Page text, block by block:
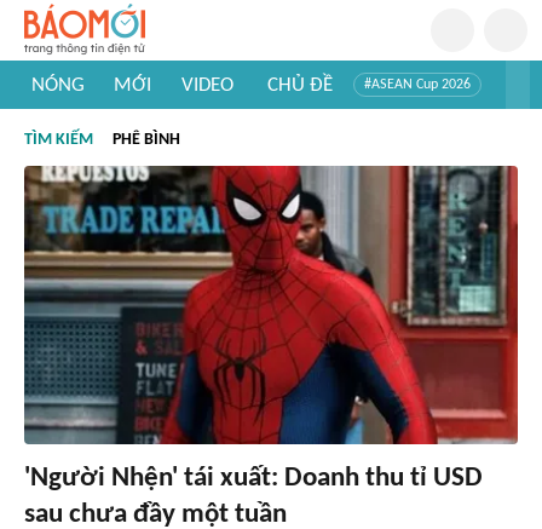
NÓNG MỚI VIDEO CHỦ ĐỀ #ASEAN Cup 2026
#Khám phá thế giới
TÌM KIẾM PHÊ BÌNH
'Người Nhện' tái xuất: Doanh thu tỉ USD
sau chưa đầy một tuần